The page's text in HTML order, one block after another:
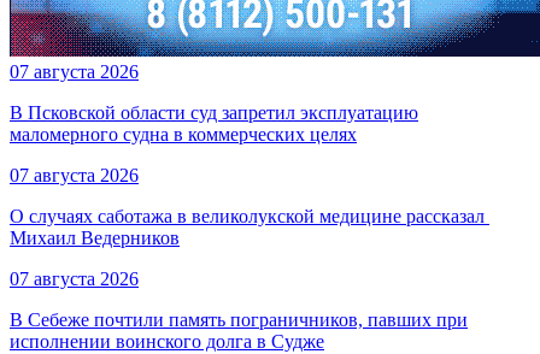
07 августа 2026
В Псковской области суд запретил эксплуатацию
маломерного судна в коммерческих целях
07 августа 2026
О случаях саботажа в великолукской медицине рассказал ​
Михаил Ведерников
07 августа 2026
В Себеже почтили память пограничников, павших при
исполнении воинского долга в Судже